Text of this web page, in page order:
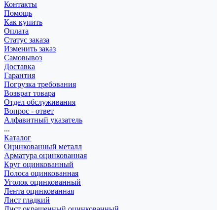
Контакты
Помощь
Как купить
Оплата
Статус заказа
Изменить заказ
Самовывоз
Доставка
Гарантия
Погрузка требования
Возврат товара
Отдел обслуживания
Вопрос - ответ
Алфавитный указатель
...
Каталог
Оцинкованный металл
Арматура оцинкованная
Круг оцинкованный
Полоса оцинкованная
Уголок оцинкованный
Лента оцинкованная
Лист гладкий